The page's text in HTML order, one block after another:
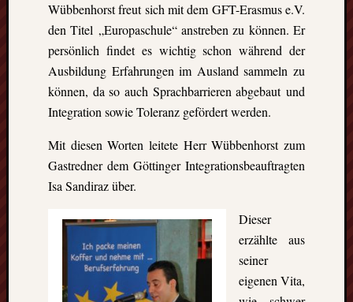
Wübbenhorst freut sich mit dem GFT-Erasmus e.V.
den Titel „Europaschule“ anstreben zu können. Er
persönlich findet es wichtig schon während der
Ausbildung Erfahrungen im Ausland sammeln zu
können, da so auch Sprachbarrieren abgebaut und
Integration sowie Toleranz gefördert werden.
Mit diesen Worten leitete Herr Wübbenhorst zum
Gastredner dem Göttinger Integrationsbeauftragten
Isa Sandiraz über.
Dieser
erzählte aus
seiner
eigenen Vita,